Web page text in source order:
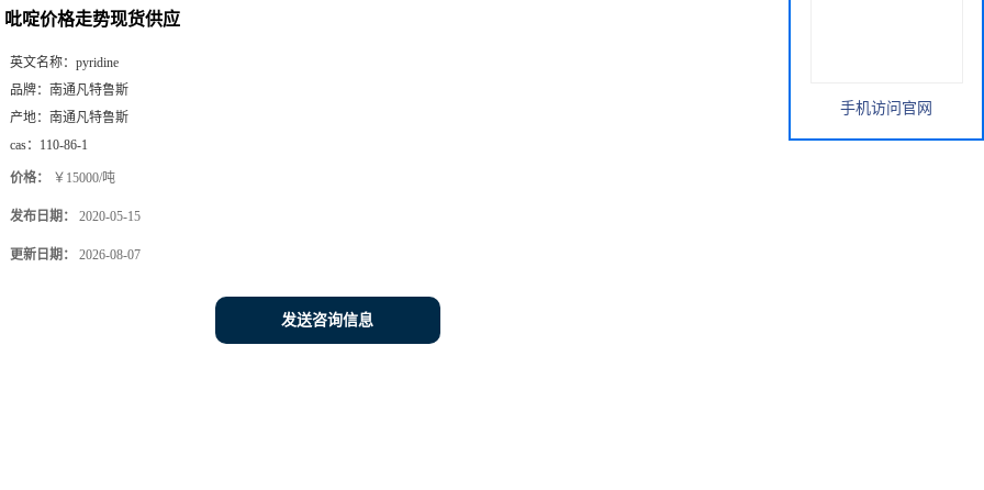
吡啶价格走势现货供应
英文名称： pyridine
品牌： 南通凡特鲁斯
产地： 南通凡特鲁斯
cas： 110-86-1
价格： ￥15000/吨
发布日期： 2020-05-15
更新日期： 2026-08-07
发送咨询信息
手机访问官网